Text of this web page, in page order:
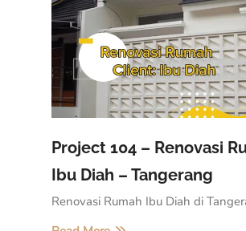
Project 104 – Renovasi
Ibu Diah – Tangerang
Renovasi Rumah Ibu Diah di